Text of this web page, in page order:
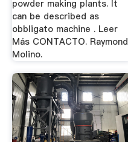
powder making plants. It
can be described as
obbligato machine . Leer
Más CONTACTO. Raymond
Molino.